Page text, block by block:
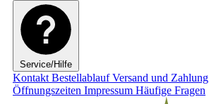
Service/Hilfe
Kontakt BestellablaufVersand und Zahlung
Öffnungszeiten Impressum Häufige Fragen